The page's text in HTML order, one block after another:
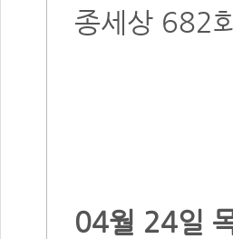
종세상 682회
04월 24일